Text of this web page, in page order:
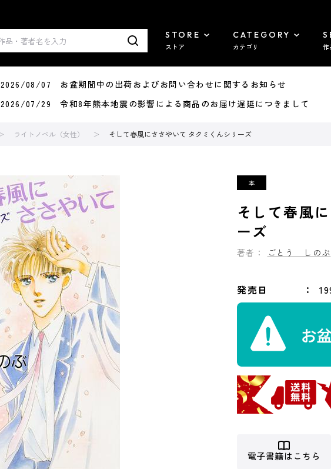
STORE
ストア
CATEGORY
カテゴリ 作
2026/08/07 お盆期間中の出荷およびお問い合わせに関するお知らせ
2026/07/29 令和8年熊本地震の影響による商品のお届け遅延につきまして
ライトノベル（女性） そして春風にささやいて タクミくんシリーズ
そして春風
ーズ
著者： ごとう しのぶ
発売日
電子書籍はこちら